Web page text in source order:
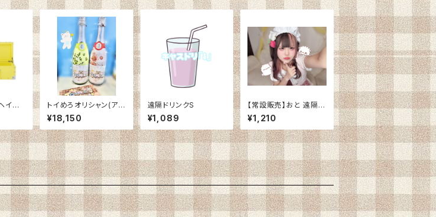
イロ
トイめろオリシャン(アル
コール)
¥18,150
遠隔ドリンクS
¥1,089
【常設販売】おと 遠隔チ
ェキ
¥1,210